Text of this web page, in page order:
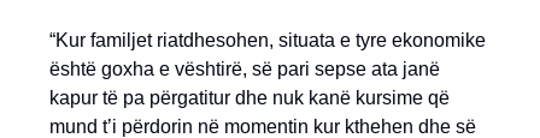
“Kur familjet riatdhesohen, situata e tyre ekonomike
është goxha e vështirë, së pari sepse ata janë
kapur të pa përgatitur dhe nuk kanë kursime që
mund t’i përdorin në momentin kur kthehen dhe së